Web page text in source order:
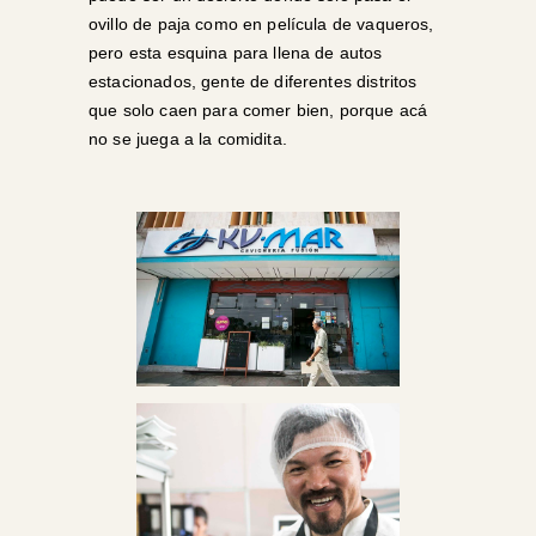
ovillo de paja como en película de vaqueros,
pero esta esquina para llena de autos
estacionados, gente de diferentes distritos
que solo caen para comer bien, porque acá
no se juega a la comidita.